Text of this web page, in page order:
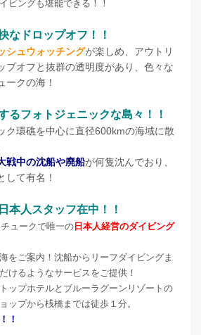
ビングも堪能できる！！
なドロップオフ！！
シュウォッチングが楽しめ、アウトリ
プオフと抜群の透明度があり、色々な
ークの海！
るフォトジェニックな島々！！
ク環礁を中心に直径600kmの海域に散
戦中の沈船や廃船が何隻沈んでおり、
して有名！
本人スタッフ在中！！
ュークで唯一の 日本人経営のダイビング
をご案内！沈船からリーフダイビングま
けるようなサービスをご提供！
ップホテルとブルーラグーンリゾートの
ップから桟橋までは徒歩１分。
！